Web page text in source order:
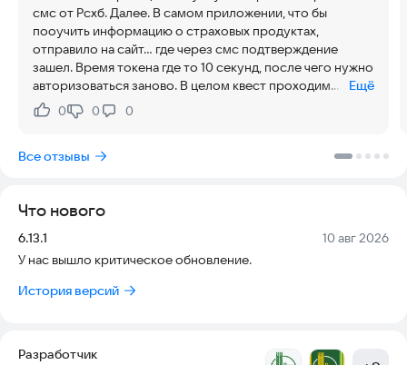
выплат
- подбор ипотеки, подходящей под ваши возможности
- подача заявки на ипотечный кредит
- личный кабинет, в котором можно отслеживать статусы по
рассмотрению заявки и отправлять документы по
выбранному объекту недвижимости
- получать push-уведомления по статусам рассмотрения
- информация по обслуживанию выданного ипотечного
Часть функционала приложения находится в процессе
реализации, поэтому в нём могут быть незначительные
найденных ошибках пишите наsvoedom_help@rshb.ru
смс от Рсхб. Далее. В самом приложении, что бы
пооучить информацию о страховых продуктах,
отправило на сайт... где через смс подтверждение
зашел. Время токена где то 10 секунд, после чего нужно
авторизоваться заново. В целом квест проходим.
Пролукт создан, что бы жизнь медом не казалась.
Ещё
Нравится:
0Не нравится:
0 0
Все отзывы
Что нового
Версия:
6.13.1 Дата:
10 авг 2026
У нас вышло критическое обновление.
История версий
Разработчик